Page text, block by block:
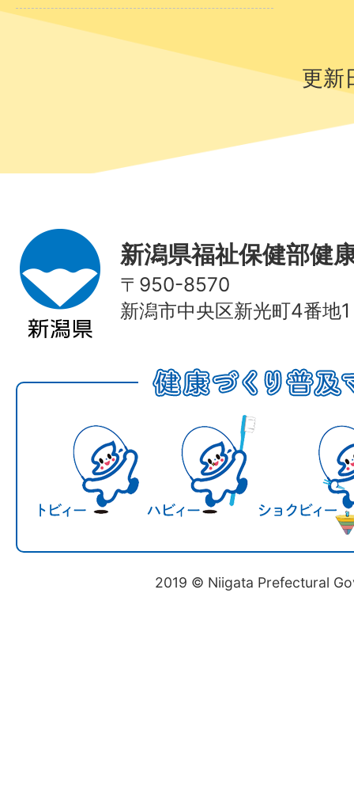
更新
新潟県福祉保健部健
〒950-8570
新潟市中央区新光町4番地1
2019 © Niigata Prefectural